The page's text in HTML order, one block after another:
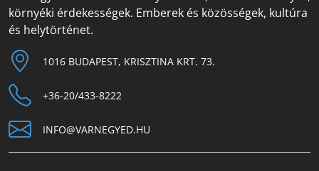
környéki érdekességek. Emberek és közösségek, kultúra
és helytörténet.
1016 BUDAPEST, KRISZTINA KRT. 73.
+36-20/433-8222
INFO@VARNEGYED.HU